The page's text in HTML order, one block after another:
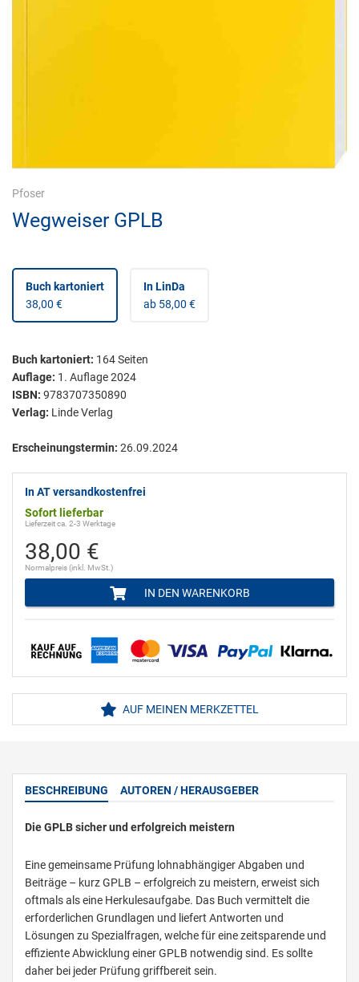
Pfoser
Wegweiser GPLB
Buch kartoniert
38,00 €
In LinDa
ab 58,00 €
Buch kartoniert: 164Seiten
Auflage: 1. Auflage 2024
ISBN: 9783707350890
Verlag: Linde Verlag
Erscheinungstermin: 26.09.2024
In AT versandkostenfrei
Sofort lieferbar
Lieferzeit ca. 2-3 Werktage
38,00 €
Normalpreis (inkl. MwSt.)
IN DEN WARENKORB
AUF MEINEN MERKZETTEL
BESCHREIBUNG AUTOREN / HERAUSGEBER
Die GPLB sicher und erfolgreich meistern
Eine gemeinsame Prüfung lohnabhängiger Abgaben und
Beiträge – kurz GPLB – erfolgreich zu meistern, erweist sich
oftmals als eine Herkulesaufgabe. Das Buch vermittelt die
erforderlichen Grundlagen und liefert Antworten und
Lösungen zu Spezialfragen, welche für eine zeitsparende und
effiziente Abwicklung einer GPLB notwendig sind. Es sollte
daher bei jeder Prüfung griffbereit sein.